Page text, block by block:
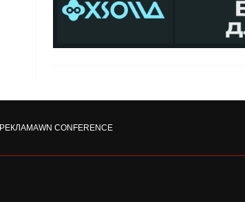
РЕКЛАМАWN CONFERENCE